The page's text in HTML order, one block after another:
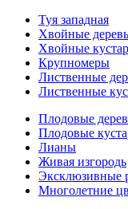
Туя западная
Хвойные
Хвойные
Крупномеры
Лиственные
Лиственные
Плодовые
Плодовые
Лианы
Живая изгородь
Эксклюзивные
Многолетние